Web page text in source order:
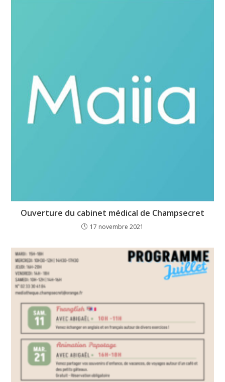
Ouverture du cabinet médical de Champsecret
17 novembre 2021